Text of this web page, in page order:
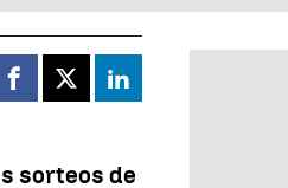
Facebook
X Linkedin
sorteos de